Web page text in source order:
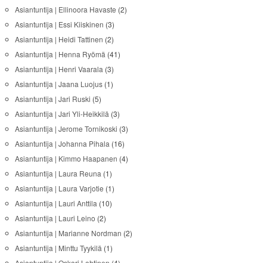
Asiantuntija | Ellinoora Havaste (2)
Asiantuntija | Essi Kiiskinen (3)
Asiantuntija | Heidi Tattinen (2)
Asiantuntija | Henna Ryömä (41)
Asiantuntija | Henri Vaarala (3)
Asiantuntija | Jaana Luojus(1)
Asiantuntija | Jari Ruski (5)
Asiantuntija | Jari Yli-Heikkilä (3)
Asiantuntija | Jerome Tornikoski (3)
Asiantuntija | Johanna Pihala (16)
Asiantuntija | Kimmo Haapanen (4)
Asiantuntija | Laura Reuna (1)
Asiantuntija | Laura Varjotie (1)
Asiantuntija | Lauri Anttila (10)
Asiantuntija | Lauri Leino (2)
Asiantuntija | Marianne Nordman (2)
Asiantuntija | Minttu Tyykilä (1)